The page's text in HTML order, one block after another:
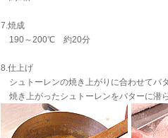
7.焼成
190～200℃ 約20分
8.仕上げ
シュトーレンの焼き上がりに合わせてバ
焼き上がったシュトーレンをバターに潜